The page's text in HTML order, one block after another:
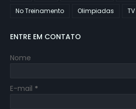
No Treinamento
Olimpiadas TV
ENTRE EM CONTATO
Nome
E-mail *